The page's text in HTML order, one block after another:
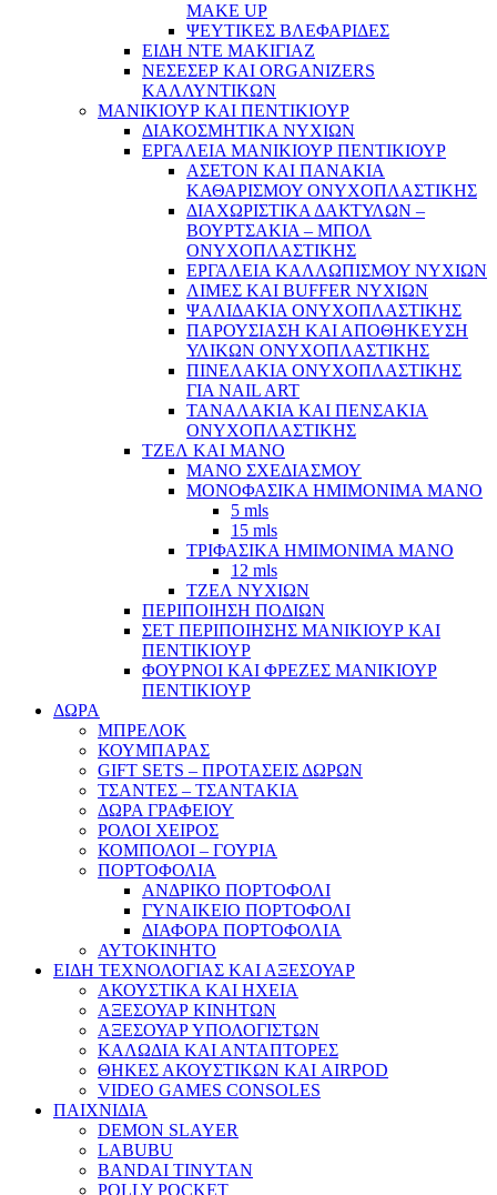
MAKE UP
ΨΕΥΤΙΚΕΣ ΒΛΕΦΑΡΙΔΕΣ
ΕΙΔΗ ΝΤΕ ΜΑΚΙΓΙΑΖ
ΝΕΣΕΣΕΡ ΚΑΙ ORGANIZERS
ΚΑΛΛΥΝΤΙΚΩΝ
ΜΑΝΙΚΙΟΥΡ ΚΑΙ ΠΕΝΤΙΚΙΟΥΡ
ΔΙΑΚΟΣΜΗΤΙΚΑ ΝΥΧΙΩΝ
ΕΡΓΑΛΕΙΑ ΜΑΝΙΚΙΟΥΡ ΠΕΝΤΙΚΙΟΥΡ
ΑΣΕΤΟΝ ΚΑΙ ΠΑΝΑΚΙΑ
ΚΑΘΑΡΙΣΜΟΥ ΟΝΥΧΟΠΛΑΣΤΙΚΗΣ
ΔΙΑΧΩΡΙΣΤΙΚΑ ΔΑΚΤΥΛΩΝ –
ΒΟΥΡΤΣΑΚΙΑ – ΜΠΟΛ
ΟΝΥΧΟΠΛΑΣΤΙΚΗΣ
ΕΡΓΑΛΕΙΑ ΚΑΛΛΩΠΙΣΜΟΥ ΝΥΧΙΩΝ
ΛΙΜΕΣ ΚΑΙ BUFFER ΝΥΧΙΩΝ
ΨΑΛΙΔΑΚΙΑ ΟΝΥΧΟΠΛΑΣΤΙΚΗΣ
ΠΑΡΟΥΣΙΑΣΗ ΚΑΙ ΑΠΟΘΗΚΕΥΣΗ
ΥΛΙΚΩΝ ΟΝΥΧΟΠΛΑΣΤΙΚΗΣ
ΠΙΝΕΛΑΚΙΑ ΟΝΥΧΟΠΛΑΣΤΙΚΗΣ
ΓΙΑ NAIL ART
ΤΑΝΑΛΑΚΙΑ ΚΑΙ ΠΕΝΣΑΚΙΑ
ΟΝΥΧΟΠΛΑΣΤΙΚΗΣ
ΤΖΕΛ ΚΑΙ ΜΑΝΟ
ΜΑΝΟ ΣΧΕΔΙΑΣΜΟΥ
ΜΟΝΟΦΑΣΙΚΑ ΗΜΙΜΟΝΙΜΑ ΜΑΝΟ
5 mls
15 mls
ΤΡΙΦΑΣΙΚΑ ΗΜΙΜΟΝΙΜΑ ΜΑΝΟ
12 mls
ΤΖΕΛ ΝΥΧΙΩΝ
ΠΕΡΙΠΟΙΗΣΗ ΠΟΔΙΩΝ
ΣΕΤ ΠΕΡΙΠΟΙΗΣΗΣ ΜΑΝΙΚΙΟΥΡ ΚΑΙ
ΠΕΝΤΙΚΙΟΥΡ
ΦΟΥΡΝΟΙ ΚΑΙ ΦΡΕΖΕΣ ΜΑΝΙΚΙΟΥΡ
ΠΕΝΤΙΚΙΟΥΡ
ΔΩΡΑ
ΜΠΡΕΛΟΚ
ΚΟΥΜΠΑΡΑΣ
GIFT SETS – ΠΡΟΤΑΣΕΙΣ ΔΩΡΩΝ
ΤΣΑΝΤΕΣ – ΤΣΑΝΤΑΚΙΑ
ΔΩΡΑ ΓΡΑΦΕΙΟΥ
ΡΟΛΟΙ ΧΕΙΡΟΣ
ΚΟΜΠΟΛΟΙ – ΓΟΥΡΙΑ
ΠΟΡΤΟΦΟΛΙΑ
ΑΝΔΡΙΚΟ ΠΟΡΤΟΦΟΛΙ
ΓΥΝΑΙΚΕΙΟ ΠΟΡΤΟΦΟΛΙ
ΔΙΑΦΟΡΑ ΠΟΡΤΟΦΟΛΙΑ
ΑΥΤΟΚΙΝΗΤΟ
ΕΙΔΗ ΤΕΧΝΟΛΟΓΙΑΣ ΚΑΙ ΑΞΕΣΟΥΑΡ
ΑΚΟΥΣΤΙΚΑ ΚΑΙ ΗΧΕΙΑ
ΑΞΕΣΟΥΑΡ ΚΙΝΗΤΩΝ
ΑΞΕΣΟΥΑΡ ΥΠΟΛΟΓΙΣΤΩΝ
ΚΑΛΩΔΙΑ ΚΑΙ ΑΝΤΑΠΤΟΡΕΣ
ΘΗΚΕΣ ΑΚΟΥΣΤΙΚΩΝ ΚΑΙ AIRPOD
VIDEO GAMES CONSOLES
ΠΑΙΧΝΙΔΙΑ
DEMON SLAYER
LABUBU
BANDAI TINYTAN
POLLY POCKET